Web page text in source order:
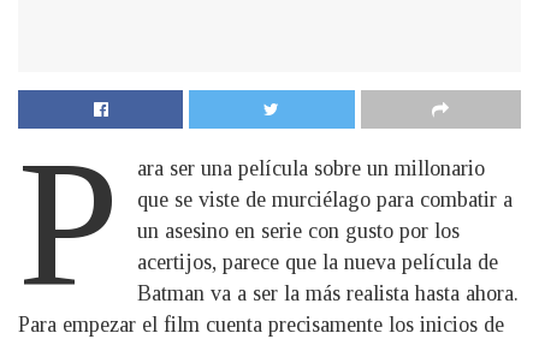
P
ara ser una película sobre un millonario
que se viste de murciélago para combatir a
un asesino en serie con gusto por los
acertijos, parece que la nueva película de
Batman va a ser la más realista hasta ahora.
Para empezar el film cuenta precisamente los inicios de